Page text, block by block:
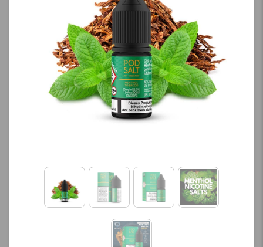
آخرین بروزرسانی
قیمت: 13 ساعت پیش
تمامی قیمت ها بروز
هستند.
-
ک